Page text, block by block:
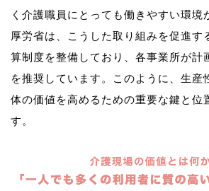
く介護職員にとっても働きやすい環境
厚労省は、こうした取り組みを促進す
算制度を整備しており、各事業所が計
を推奨しています。このように、生産
体の価値を高めるための重要な鍵と位